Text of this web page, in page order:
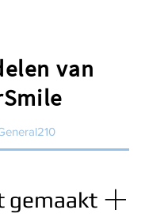
van
gemaakt